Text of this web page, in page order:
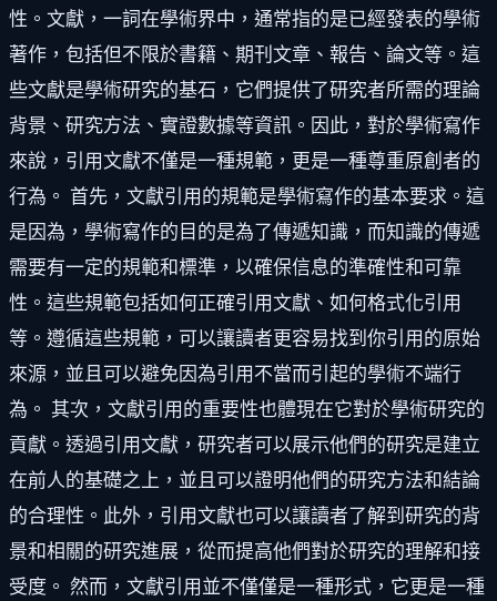
性。文獻，一詞在學術界中，通常指的是已經發表的學術
著作，包括但不限於書籍、期刊文章、報告、論文等。這
些文獻是學術研究的基石，它們提供了研究者所需的理論
背景、研究方法、實證數據等資訊。因此，對於學術寫作
來說，引用文獻不僅是一種規範，更是一種尊重原創者的
行為。 首先，文獻引用的規範是學術寫作的基本要求。這
是因為，學術寫作的目的是為了傳遞知識，而知識的傳遞
需要有一定的規範和標準，以確保信息的準確性和可靠
性。這些規範包括如何正確引用文獻、如何格式化引用
等。遵循這些規範，可以讓讀者更容易找到你引用的原始
來源，並且可以避免因為引用不當而引起的學術不端行
為。 其次，文獻引用的重要性也體現在它對於學術研究的
貢獻。透過引用文獻，研究者可以展示他們的研究是建立
在前人的基礎之上，並且可以證明他們的研究方法和結論
的合理性。此外，引用文獻也可以讓讀者了解到研究的背
景和相關的研究進展，從而提高他們對於研究的理解和接
受度。 然而，文獻引用並不僅僅是一種形式，它更是一種